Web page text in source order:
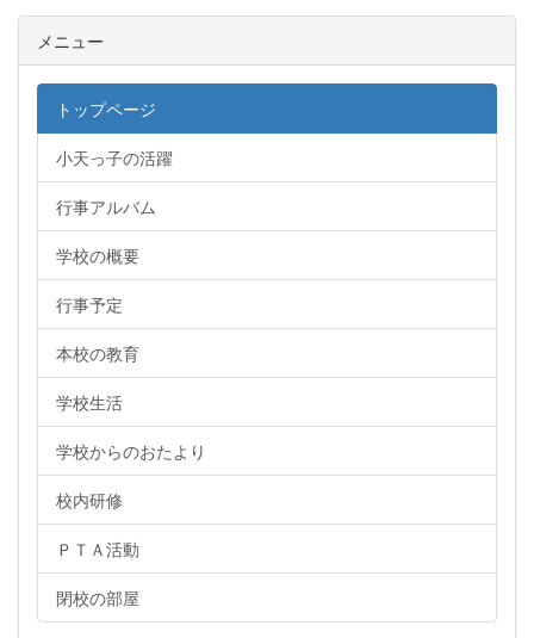
メニュー
トップページ
小天っ子の活躍
行事アルバム
学校の概要
行事予定
本校の教育
学校生活
学校からのおたより
校内研修
ＰＴＡ活動
閉校の部屋